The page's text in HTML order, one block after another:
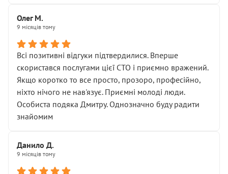
Олег М.
9 місяців тому
Всі позитивні відгуки підтвердилися. Вперше
скористався послугами цієї СТО і приємно вражений.
Якщо коротко то все просто, прозоро, професійно,
ніхто нічого не нав'язує. Приємні молоді люди.
Особиста подяка Дмитру. Однозначно буду радити
знайомим
Данило Д.
9 місяців тому